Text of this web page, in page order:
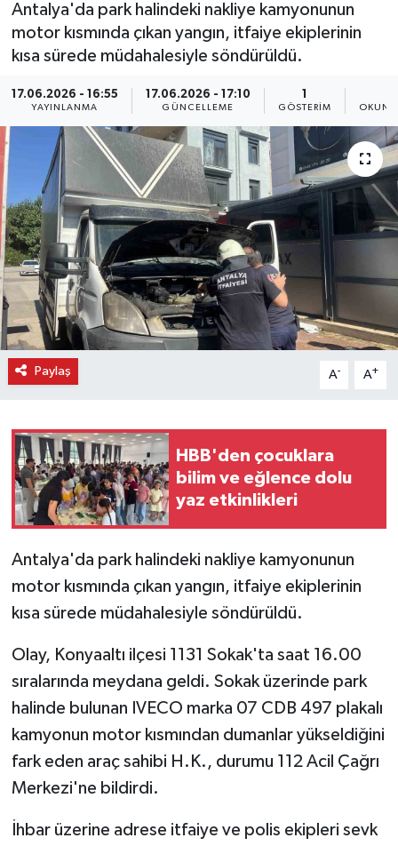
Antalya'da park halindeki nakliye kamyonunun
motor kısmında çıkan yangın, itfaiye ekiplerinin
kısa sürede müdahalesiyle söndürüldü.
17.06.2026 - 16:55
YAYINLANMA
17.06.2026 - 17:10
GÜNCELLEME
1
GÖSTERIM
Paylaş A- A+
HBB'den çocuklara
bilim ve eğlence dolu
yaz etkinlikleri
Antalya'da park halindeki nakliye kamyonunun
motor kısmında çıkan yangın, itfaiye ekiplerinin
kısa sürede müdahalesiyle söndürüldü.
Olay, Konyaaltı ilçesi 1131 Sokak'ta saat 16.00
sıralarında meydana geldi. Sokak üzerinde park
halinde bulunan IVECO marka 07 CDB 497 plakalı
kamyonun motor kısmından dumanlar yükseldiğini
fark eden araç sahibi H.K., durumu 112 Acil Çağrı
Merkezi'ne bildirdi.
İhbar üzerine adrese itfaiye ve polis ekipleri sevk